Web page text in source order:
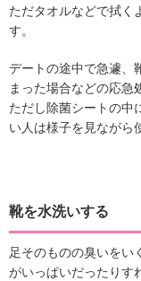
ただタオルなどで拭く
す。
デートの途中で急遽、
まった場合などの応急
ただし除菌シートの中
い人は様子を見ながら
靴を水洗いする
足そのものの臭いをい
がいっぱいだったりす